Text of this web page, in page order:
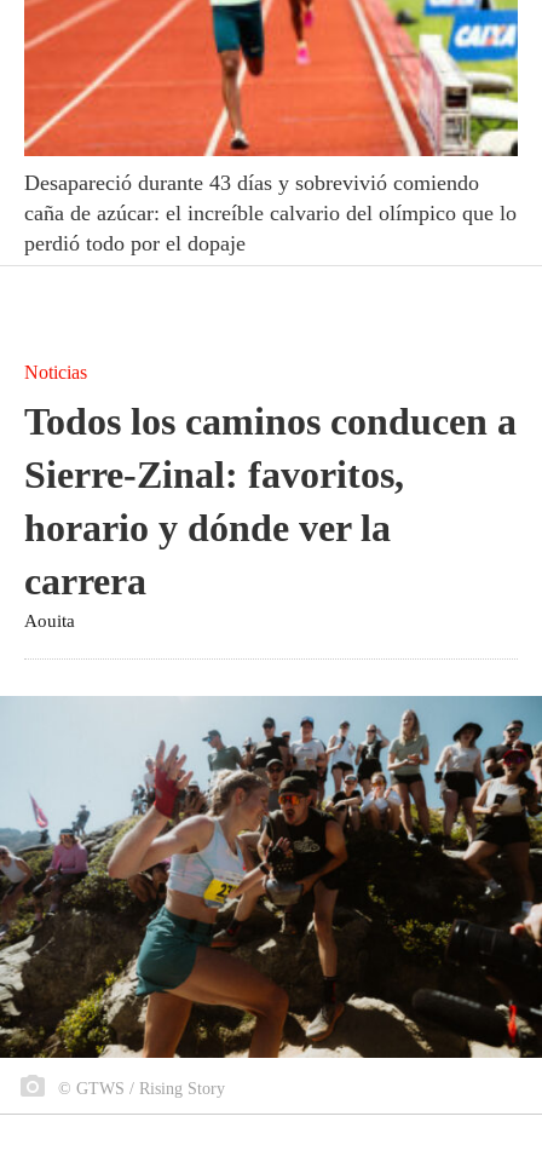
Desapareció durante 43 días y sobrevivió comiendo
caña de azúcar: el increíble calvario del olímpico que lo
perdió todo por el dopaje